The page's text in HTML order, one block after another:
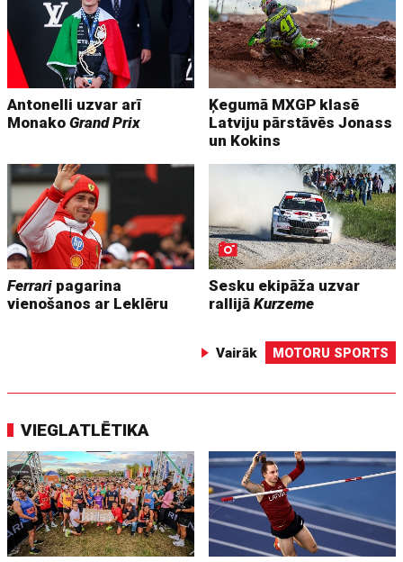
Antonelli uzvar arī
MonakoGrand Prix
Ķegumā MXGP klasē
Latviju pārstāvēs Jonass
un Kokins
Ferrari pagarina
vienošanos ar Leklēru
Sesku ekipāža uzvar
rallijāKurzeme
Vairāk MOTORU SPORTS
VIEGLATLĒTIKA